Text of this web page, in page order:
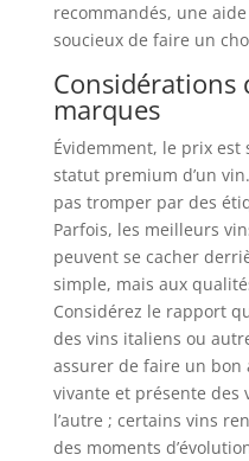
recommandés, une
soucieux de faire un
Considérations
marques
Évidemment, le prix
statut premium d’un
pas tromper par des
Parfois, les meilleurs
peuvent se cacher
simple, mais aux
Considérez le rapport
des vins italiens ou
assurer de faire un
vivante et présente des
l’autre ; certains vins
des moments